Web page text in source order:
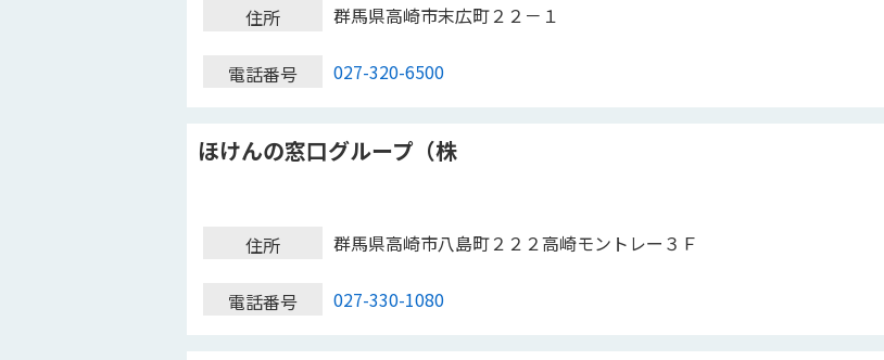
住所 群馬県高崎市末広町２２－１
電話番号 027-320-6500
ほけんの窓口グループ（株
住所 群馬県高崎市八島町２２２高崎モントレー３Ｆ
電話番号 027-330-1080